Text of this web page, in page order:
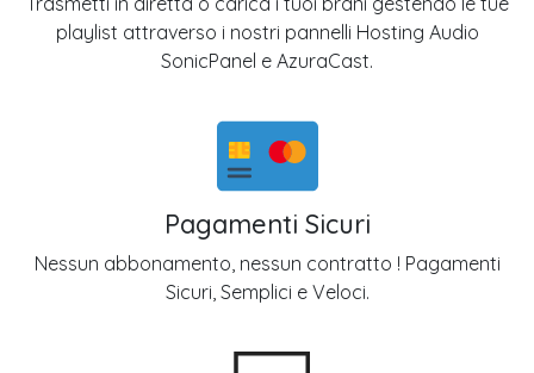
playlist attraverso i nostri pannelli Hosting Audio
SonicPanel e AzuraCast.
Pagamenti Sicuri
Nessun abbonamento, nessun contratto ! Pagamenti
Sicuri, Semplici e Veloci.